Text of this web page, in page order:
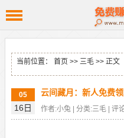
当前位置： 首页 >> 三毛 >> 正文
05
16日
云间藏月：新人免费领
作者:小兔 | 分类:三毛 | 评